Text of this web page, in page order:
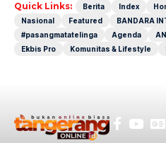
Quick Links: Berita Index
Nasional
Featured
BANDARA
#pasangmatatelinga
Agenda
Ekbis Pro
Komunitas & Lifestyle